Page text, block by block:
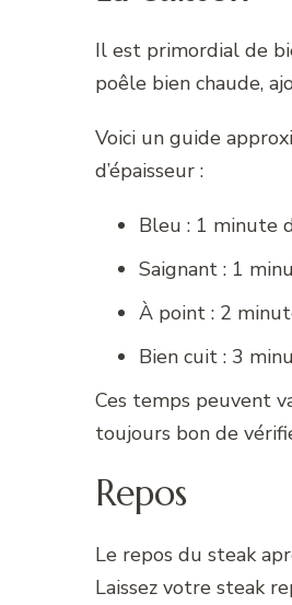
Il est primordial de
poêle bien chaude,
Voici un guide
d’épaisseur :
Bleu : 1 minute
Saignant : 1
À point : 2
Bien cuit : 3
Ces temps peuvent
toujours bon de
Repos
Le repos du steak
Laissez votre steak